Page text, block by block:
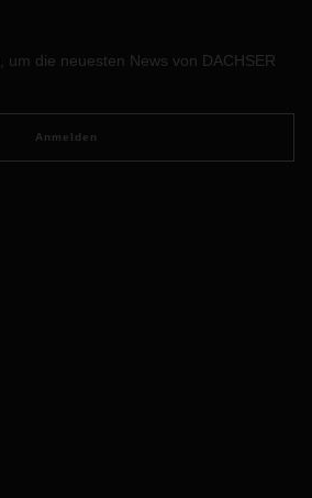
um die neuesten News von DACHSER
Anmelden